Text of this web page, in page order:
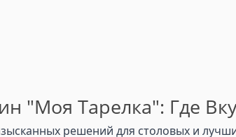
"Моя Тарелка": Где
решений для столовых и